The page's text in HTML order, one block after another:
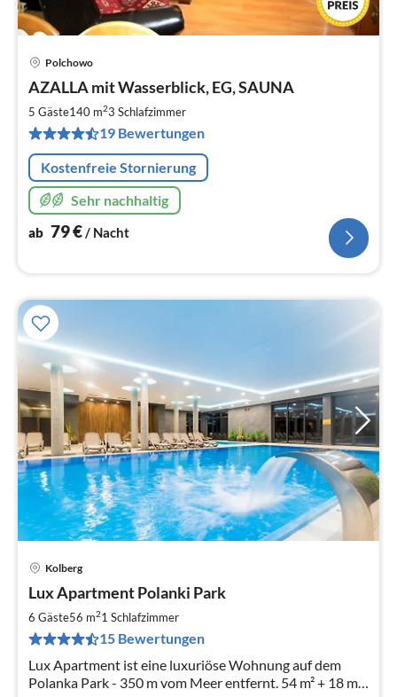
Polchowo
AZALLA mit Wasserblick, EG, SAUNA
5 Gäste140 m23 Schlafzimmer
19 Bewertungen
Kostenfreie Stornierung
Sehr nachhaltig
ab 79€/ Nacht
Kolberg
Lux Apartment Polanki Park
6 Gäste56 m21 Schlafzimmer
15 Bewertungen
Lux Apartment ist eine luxuriöse Wohnung auf dem
Polanka Park - 350 m vom Meer entfernt. 54 m² + 18 m²